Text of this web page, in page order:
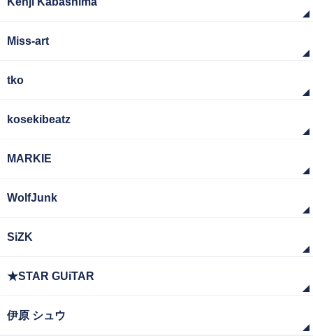
Miss-art
tko
kosekibeatz
MARKIE
WolfJunk
SiZK
★STAR GUiTAR
伊原 シュウ